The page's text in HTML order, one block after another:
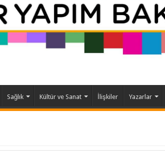
Sağlık Kültür ve Sanat İlişkiler Yazarlar